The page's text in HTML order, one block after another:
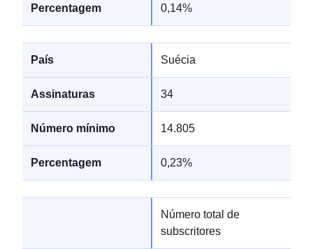
0,14%
Suécia
34
14.805
0,23%
Número total de
subscritores